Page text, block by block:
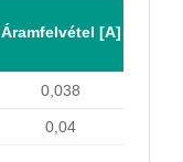
0,038
0,04
Áramfelvétel [A]